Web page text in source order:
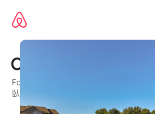
Oak Crossing
Fort Wayne⁠的 Airbnb 友⁠善公⁠寓大⁠樓⁠，可⁠
臥室和2 間臥室